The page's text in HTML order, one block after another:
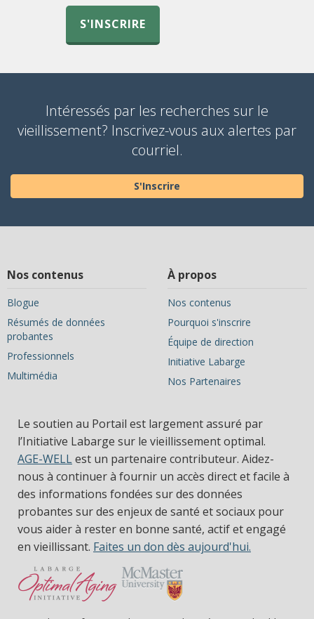
S'INSCRIRE
Intéressés par les recherches sur le
vieillissement? Inscrivez-vous aux alertes par
courriel.
S'Inscrire
Nos contenus
Blogue
Résumés de données
probantes
Professionnels
Multimédia
À propos
Nos contenus
Pourquoi s'inscrire
Équipe de direction
Initiative Labarge
Nos Partenaires
Le soutien au Portail est largement assuré par
l’Initiative Labarge sur le vieillissement optimal.
AGE-WELLest un partenaire contributeur. Aidez-
nous à continuer à fournir un accès direct et facile à
des informations fondées sur des données
probantes sur des enjeux de santé et sociaux pour
vous aider à rester en bonne santé, actif et engagé
en vieillissant. Faites un don dès aujourd'hui.